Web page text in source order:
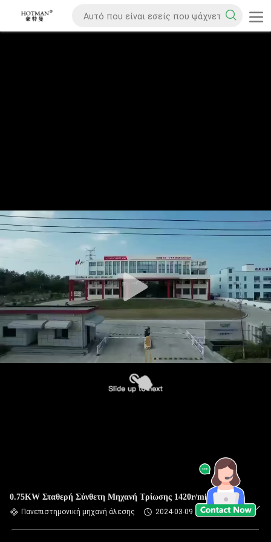
0.75KW Σταθερή Σύνθετη Μηχανή Τρίωσης 1420r/min CG15
Πανεπιστημονική μηχανή άλεσης 2024-03-09